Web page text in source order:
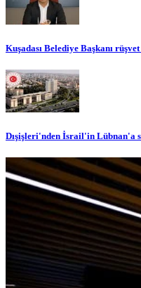
Kuşadası Belediye Başkanı
Dışişleri'nden İsrail'in Lübnan'a